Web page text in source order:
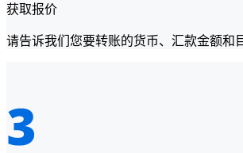
获取报价
请告诉我们您要转账的货币、汇款金额和